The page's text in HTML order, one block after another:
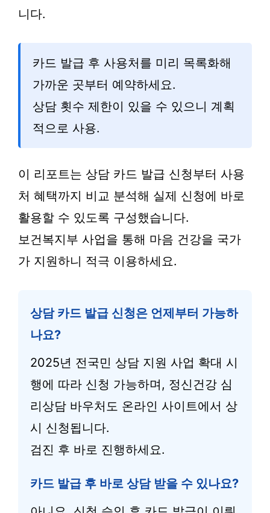
니다.
카드 발급 후 사용처를 미리 목록화해
가까운 곳부터 예약하세요.
상담 횟수 제한이 있을 수 있으니 계획
적으로 사용.
이 리포트는 상담 카드 발급 신청부터 사용
처 혜택까지 비교 분석해 실제 신청에 바로
활용할 수 있도록 구성했습니다.
보건복지부 사업을 통해 마음 건강을 국가
가 지원하니 적극 이용하세요.
상담 카드 발급 신청은 언제부터 가능하
나요?
2025년 전국민 상담 지원 사업 확대 시
행에 따라 신청 가능하며, 정신건강 심
리상담 바우처도 온라인 사이트에서 상
시 신청됩니다.
검진 후 바로 진행하세요.
카드 발급 후 바로 상담 받을 수 있나요?